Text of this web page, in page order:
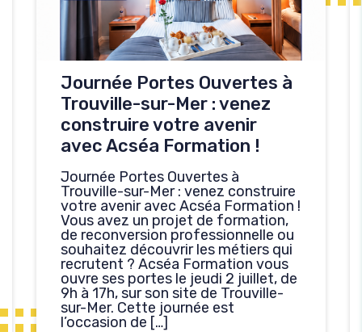
Journée Portes Ouvertes à
Trouville-sur-Mer : venez
construire votre avenir
avec Acséa Formation !
Journée Portes Ouvertes à
Trouville-sur-Mer : venez construire
votre avenir avec Acséa Formation !
Vous avez un projet de formation,
de reconversion professionnelle ou
souhaitez découvrir les métiers qui
recrutent ? Acséa Formation vous
ouvre ses portes le jeudi 2 juillet, de
9h à 17h, sur son site de Trouville-
sur-Mer. Cette journée est
l’occasion de […]